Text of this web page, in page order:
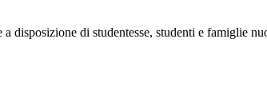
disposizione di studentesse, studenti e famiglie